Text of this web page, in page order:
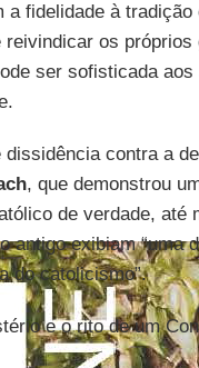
fidelidade à tradição
os
ser sofisticada
contra a
, que demonstrou
de verdade, até
antigo exibiam “uma
do catolicismo”.
e o rito de um